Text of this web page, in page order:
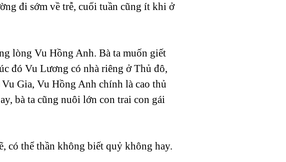
đi sớm về trễ, cuối tuần cũng ít khi ở
lòng Vu Hồng Anh. Bà ta muốn giết
đó Vu Lương có nhà riêng ở Thủ đô,
Gia, Vu Hồng Anh chính là cao thủ
bà ta cũng nuôi lớn con trai con gái
có thể thần không biết quỷ không hay.